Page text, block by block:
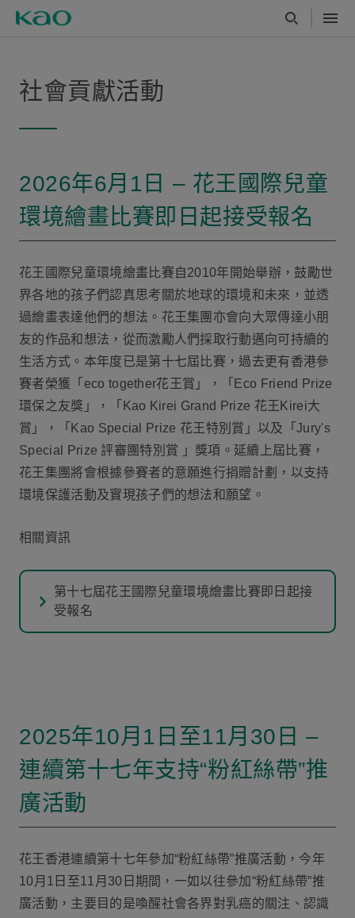
社會貢獻活動
2026年6月1日 – 花王國際兒童
環境繪畫比賽即日起接受報名
花王國際兒童環境繪畫比賽自2010年開始舉辦，鼓勵世
界各地的孩子們認真思考關於地球的環境和未來，並透
過繪畫表達他們的想法。花王集團亦會向大眾傳達小朋
友的作品和想法，從而激勵人們採取行動邁向可持續的
生活方式。本年度已是第十七屆比賽，過去更有香港參
賽者榮獲「eco together花王賞」，「Eco Friend Prize
環保之友獎」，「Kao Kirei Grand Prize 花王Kirei大
賞」，「Kao Special Prize 花王特別賞」以及「Jury's
Special Prize 評審團特別賞 」獎項。延續上屆比賽，
花王集團將會根據參賽者的意願進行捐贈計劃，以支持
環境保護活動及實現孩子們的想法和願望。
相關資訊
第十七屆花王國際兒童環境繪畫比賽即日起接
受報名
2025年10月1日至11月30日 –
連續第十七年支持“粉紅絲帶”推
廣活動
花王香港連續第十七年參加“粉紅絲帶”推廣活動，今年
10月1日至11月30日期間，一如以往參加“粉紅絲帶”推
廣活動，主要目的是喚醒社會各界對乳癌的關注、認識